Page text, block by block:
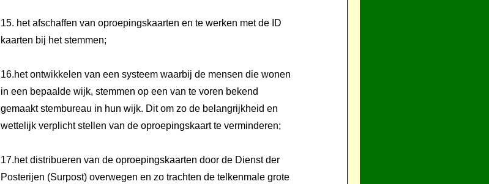
15. het afschaffen van oproepingskaarten en te werken met de ID
kaarten bij het stemmen;
16.het ontwikkelen van een systeem waarbij de mensen die wonen
in een bepaalde wijk, stemmen op een van te voren bekend
gemaakt stembureau in hun wijk. Dit om zo de belangrijkheid en
wettelijk verplicht stellen van de oproepingskaart te verminderen;
17.het distribueren van de oproepingskaarten door de Dienst der
Posterijen (Surpost) overwegen en zo trachten de telkenmale grote